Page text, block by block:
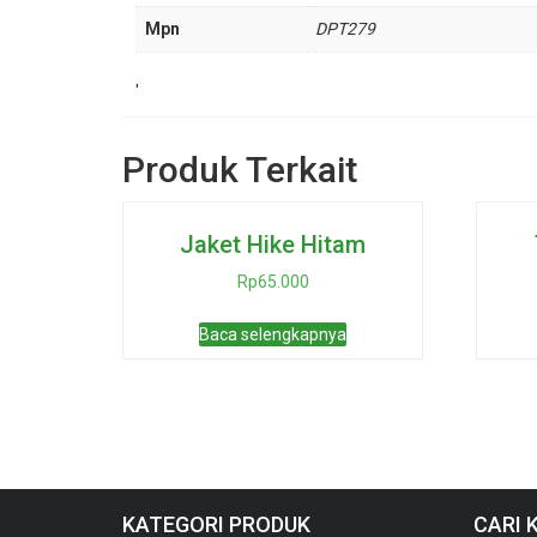
Mpn DPT279
'
Produk Terkait
Jaket Hike Hitam
Rp65.000
Baca selengkapnya
KATEGORI PRODUK CARI